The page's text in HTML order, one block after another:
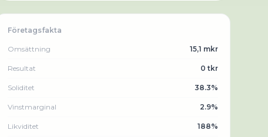
Företagsfakta
Omsättning 15,1 mkr
Resultat 0 tkr
Soliditet 38.3%
Vinstmarginal 2.9%
Likviditet 188%